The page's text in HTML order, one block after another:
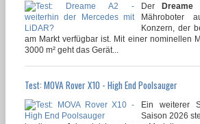
DerDreame
Mähroboter
Konzern, der
am Markt verfügbar ist. Mit einer nominellen
3000 m² geht das Gerät...
Test: MOVA Rover X10 - High End Poolsauger
Ein weiterer
Saison 2026